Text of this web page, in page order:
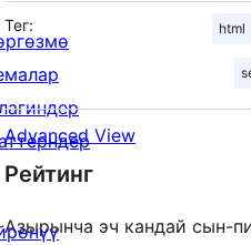
Тег: html
Advanced View
Рейтинг
Азырынча эч кандай сын-